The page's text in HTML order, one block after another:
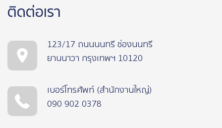
ติดต่อเรา
123/17 ถนนนนทรี ช่องนนทรี
ยานนาวา กรุงเทพฯ 10120
เบอร์โทรศัพท์ (สำนักงานใหญ่)
090 902 0378